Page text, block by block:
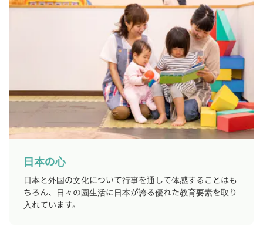
日本の心
日本と外国の文化について行事を通して体感することはも
ちろん、日々の園生活に日本が誇る優れた教育要素を取り
入れています。